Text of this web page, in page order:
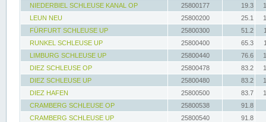
NIEDERBIEL SCHLEUSE KANAL OP
25800177 19.3
LEUN NEU
25800200 25.1
FÜRFURT SCHLEUSE UP
25800300 51.2
RUNKEL SCHLEUSE UP
25800400 65.3
LIMBURG SCHLEUSE UP
25800440 76.6
DIEZ SCHLEUSE OP
25800478 83.2
DIEZ SCHLEUSE UP
25800480 83.2
DIEZ HAFEN
25800500 83.7
CRAMBERG SCHLEUSE OP
25800538
91.8
CRAMBERG SCHLEUSE UP
25800540
91.8